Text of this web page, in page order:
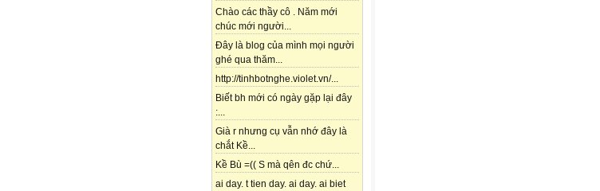
Chào các thầy cô . Năm mới
chúc mới người...
Đây là blog của mình mọi người
ghé qua thăm...
http://tinhbotnghe.violet.vn/...
Biết bh mới có ngày gặp lại đây
:...
Già r nhưng cụ vẫn nhớ đây là
chắt Kề...
Kề Bù =(( S mà qên đc chứ...
ai day. t tien day. ai day. ai biet